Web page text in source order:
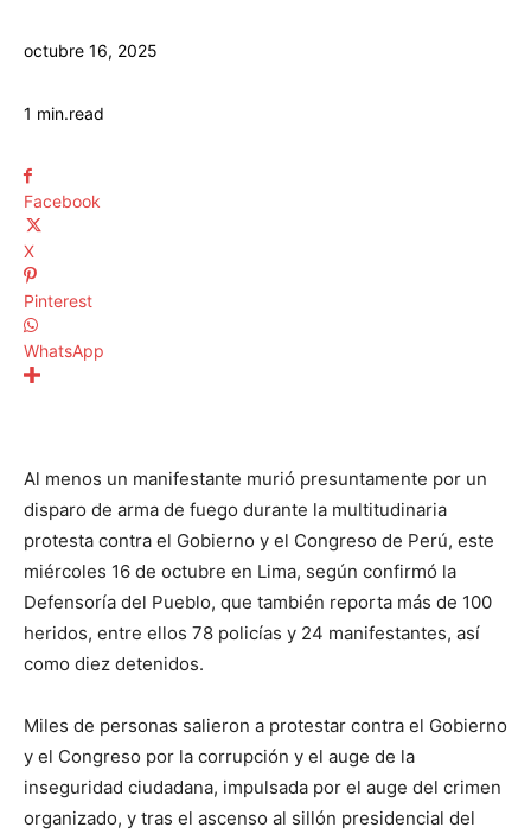
octubre 16, 2025
1 min.read
Facebook
X
Pinterest
WhatsApp
Al menos un manifestante murió presuntamente por un
disparo de arma de fuego durante la multitudinaria
protesta contra el Gobierno y el Congreso de Perú, este
miércoles 16 de octubre en Lima, según confirmó la
Defensoría del Pueblo, que también reporta más de 100
heridos, entre ellos 78 policías y 24 manifestantes, así
como diez detenidos.
Miles de personas salieron a protestar contra el Gobierno
y el Congreso por la corrupción y el auge de la
inseguridad ciudadana, impulsada por el auge del crimen
organizado, y tras el ascenso al sillón presidencial del